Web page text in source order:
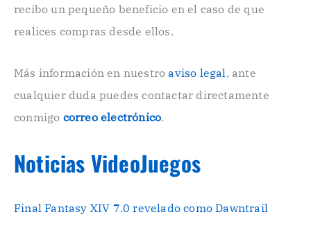
ó
n
o
.
recibo un pequeño beneficio en el caso de que
realices compras desde ellos.
Más información en nuestroaviso legal , ante
cualquier duda puedes contactar directamente
conmigo correo electrónico.
Noticias VideoJuegos
Final Fantasy XIV 7.0 revelado como Dawntrail